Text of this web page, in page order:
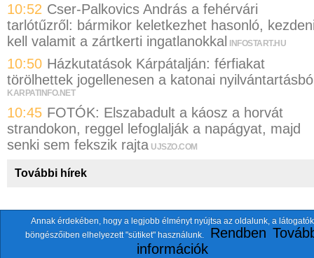
10:52 Cser-Palkovics András a fehérvári
tarlótűzről: bármikor keletkezhet hasonló,
kell valamit a zártkerti ingatlanokkal INFOSTART.HU
10:50 Házkutatások Kárpátalján: férfiakat
törölhettek jogellenesen a katonai
KARPATINFO.NET
10:45 FOTÓK: Elszabadult a káosz a horvát
strandokon, reggel lefoglalják a napágyat, majd
senki sem fekszik rajta UJSZO.COM
További hírek
A fentiekkel együtt összesen118 oldaltszemlézünk.
© 2026 Nemzeti.net - E-mail:ten.itezmen@itezmen
Annak érdekében, hogy a legjobb élményt nyújtsa az oldalunk, a látogatók
böngészőiben elhelyezett "sütiket" használunk.
Rendben
információk